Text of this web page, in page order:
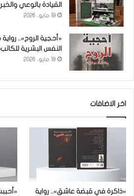
القيادة بالوعي
19 مايو، 2026
«أحجية الروح»..
النفس البشرية
18 مايو، 2026
اخر الاضافات
«ذاكرة في قبضة عاشق».. رواية